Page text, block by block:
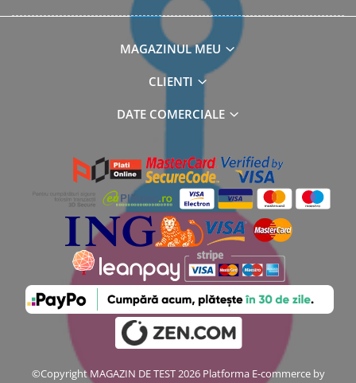
MAGAZINUL MEU
CLIENTI
DATE COMERCIALE
©Copyright MAGAZIN DE TEST 2026 Platforma E-commerce by